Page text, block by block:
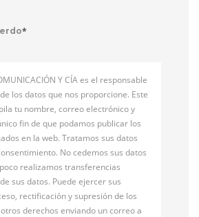
*
Y CÍA es el responsable
los datos que nos proporcione. Este
tu nombre, correo electrónico y
fin de que podamos publicar los
en la web. Tratamos sus datos
No cedemos sus datos
realizamos transferencias
sus datos. Puede ejercer sus
rectificación y supresión de los
derechos enviando un correo a